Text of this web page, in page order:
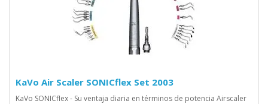
KaVo Air Scaler SONICflex Set 2003
KaVo SONICflex - Su ventaja diaria en términos de potencia Airscaler